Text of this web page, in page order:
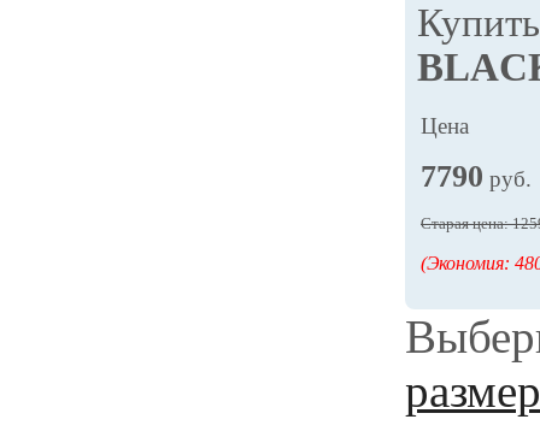
Цена
7790 руб.
Старая цена:
(Экономия:
размер